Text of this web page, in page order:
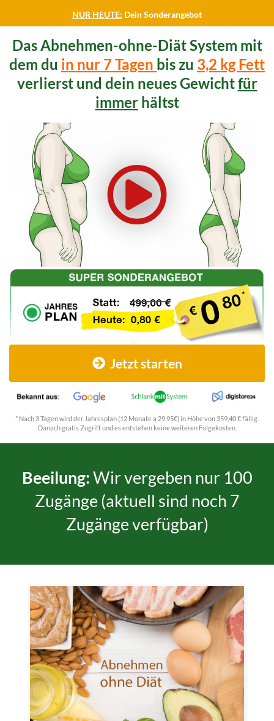
NUR HEUTE: Dein Sonderangebot
Das Abnehmen-ohne-Diät System mit
dem du in nur 7 Tagen bis zu 3,2 kg Fett
verlierst und dein neues Gewichtfür
immerhältst
Jetzt starten
* Nach 3 Tagen wird der Jahresplan (12 Monate a 29,95€) in Höhe von 359,40 € fällig.
Danach gratis Zugriff und es entstehen keine weiteren Folgekosten.
Beeilung:Wir vergeben nur 100
Zugänge (aktuell sind noch 7
Zugänge verfügbar)